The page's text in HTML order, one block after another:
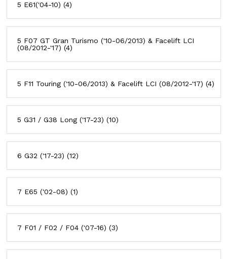
5 E61('04-10) (4)
5 F07 GT Gran Turismo ('10-06/2013) & Facelift LCI
(08/2012-'17) (4)
5 F11 Touring ('10-06/2013) & Facelift LCI (08/2012-'17) (4)
5 G31 / G38 Long ('17-23) (10)
6 G32 ('17-23) (12)
7 E65 ('02-08) (1)
7 F01 / F02 / F04 ('07-16) (3)